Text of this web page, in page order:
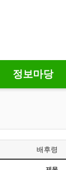
정보마당
배후령